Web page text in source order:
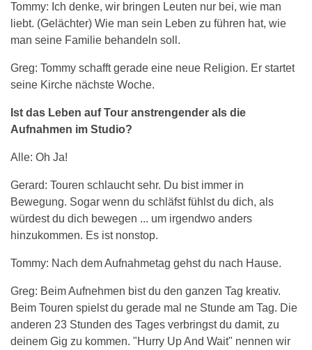
Tommy: Ich denke, wir bringen Leuten nur bei, wie man
liebt. (Gelächter) Wie man sein Leben zu führen hat, wie
man seine Familie behandeln soll.
Greg: Tommy schafft gerade eine neue Religion. Er startet
seine Kirche nächste Woche.
Ist das Leben auf Tour anstrengender als die
Aufnahmen im Studio?
Alle: Oh Ja!
Gerard: Touren schlaucht sehr. Du bist immer in
Bewegung. Sogar wenn du schläfst fühlst du dich, als
würdest du dich bewegen ... um irgendwo anders
hinzukommen. Es ist nonstop.
Tommy: Nach dem Aufnahmetag gehst du nach Hause.
Greg: Beim Aufnehmen bist du den ganzen Tag kreativ.
Beim Touren spielst du gerade mal ne Stunde am Tag. Die
anderen 23 Stunden des Tages verbringst du damit, zu
deinem Gig zu kommen. "Hurry Up And Wait" nennen wir